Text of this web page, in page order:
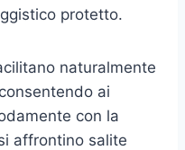
protetto.
naturalmente
ai
con la
affrontino salite